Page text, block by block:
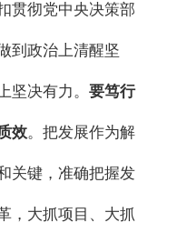
贯彻党中央决策部
到政治上清醒坚
坚决有力。 要笃行
效。把发展作为解
关键，准确把握发
，大抓项目、大抓